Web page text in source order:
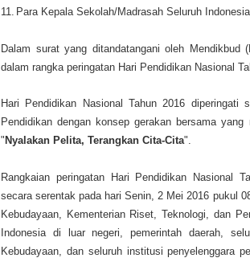
11. Para Kepala Sekolah/Madrasah Seluruh Indonesia
Dalam surat yang ditandatangani oleh Mendikbud
dalam rangka peringatan Hari Pendidikan Nasional
Hari Pendidikan Nasional Tahun 2016
Pendidikan dengan konsep gerakan bersama
" Nyalakan Pelita, Terangkan Cita-Cita".
Rangkaian peringatan Hari Pendidikan Nasional
secara serentak pada hari Senin, 2 Mei 2016 pukul
Kebudayaan, Kementerian Riset, Teknologi, dan
Indonesia di luar negeri, pemerintah daerah,
Kebudayaan, dan seluruh institusi penyelenggara